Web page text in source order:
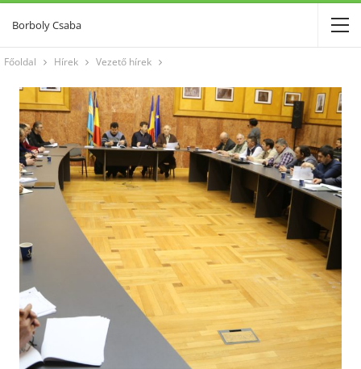
Borboly Csaba
Főoldal Hírek Vezető hírek